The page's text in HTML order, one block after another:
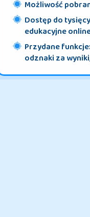
Możliwość
Dostęp do
edukacyjne online
Przydane
odznaki za